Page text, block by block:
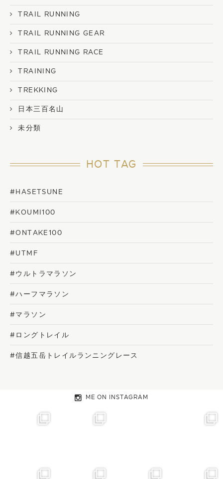
TRAIL RUNNING
TRAIL RUNNING GEAR
TRAIL RUNNING RACE
TRAINING
TREKKING
日本三百名山
未分類
HOT TAG
#HASETSUNE
#KOUMI100
#ONTAKE100
#UTMF
#ウルトラマラソン
#ハーフマラソン
#マラソン
#ロングトレイル
#信越五岳トレイルランニングレース
ME ON INSTAGRAM